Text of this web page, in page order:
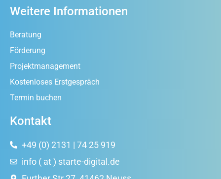
Weitere Informationen
Beratung
Förderung
Projektmanagement
Kostenloses Erstgespräch
Termin buchen
Kontakt
+49 (0) 2131 | 74 25 919
info ( at ) starte-digital.de